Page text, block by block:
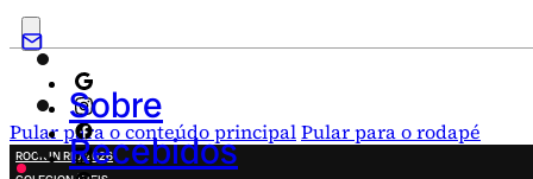
Pular para o conteúdo principalPular para o rodapé
Sobre
Recebidos
ROCK IN RIO 2026